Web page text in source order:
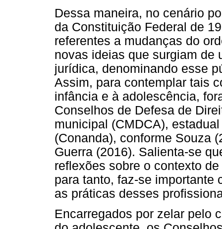
Dessa maneira, no cenário
da Constituição Federal de
referentes a mudanças do
novas ideias que surgiam de
jurídica, denominando esse
Assim, para contemplar tais
infância e à adolescência,
Conselhos de Defesa de
municipal (CMDCA),
(Conanda), conforme Souza
Guerra (2016). Salienta-se
reflexões sobre o contexto
para tanto, faz-se importante
as práticas desses
Encarregados por zelar pelo